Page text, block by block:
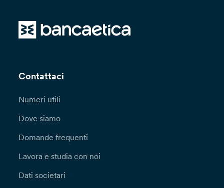
Contattaci
Numeri utili
Dove siamo
Domande frequenti
Lavora e studia con noi
Dati societari